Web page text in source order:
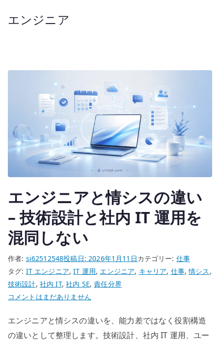
エンジニア
エンジニアと情シスの違い
– 技術設計と社内 IT 運用を
混同しない
作者: si62512548投稿日:2026年1月11日カテゴリー: 仕事
タグ: IT エンジニア,IT 運用, エンジニア, キャリア, 仕事,情シス ,
技術設計, 社内 IT,社内 SE,責任分界
エ
ジ
ニ
コメントはまだありません
エンジニアと情シスの違いを、能力差ではなく役割構造
の違いとして整理します。技術設計、社内 IT 運用、ユー